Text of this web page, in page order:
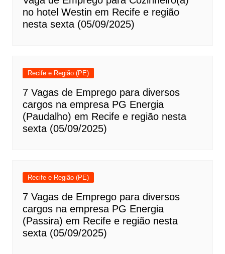
no hotel Westin em Recife e região
nesta sexta (05/09/2025)
Recife e Região (PE)
7 Vagas de Emprego para diversos
cargos na empresa PG Energia
(Paudalho) em Recife e região nesta
sexta (05/09/2025)
Recife e Região (PE)
7 Vagas de Emprego para diversos
cargos na empresa PG Energia
(Passira) em Recife e região nesta
sexta (05/09/2025)